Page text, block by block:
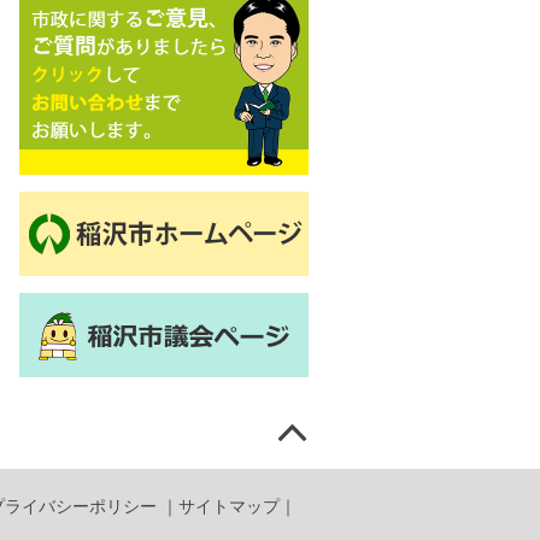
ライバシーポリシー ｜ サイトマップ｜